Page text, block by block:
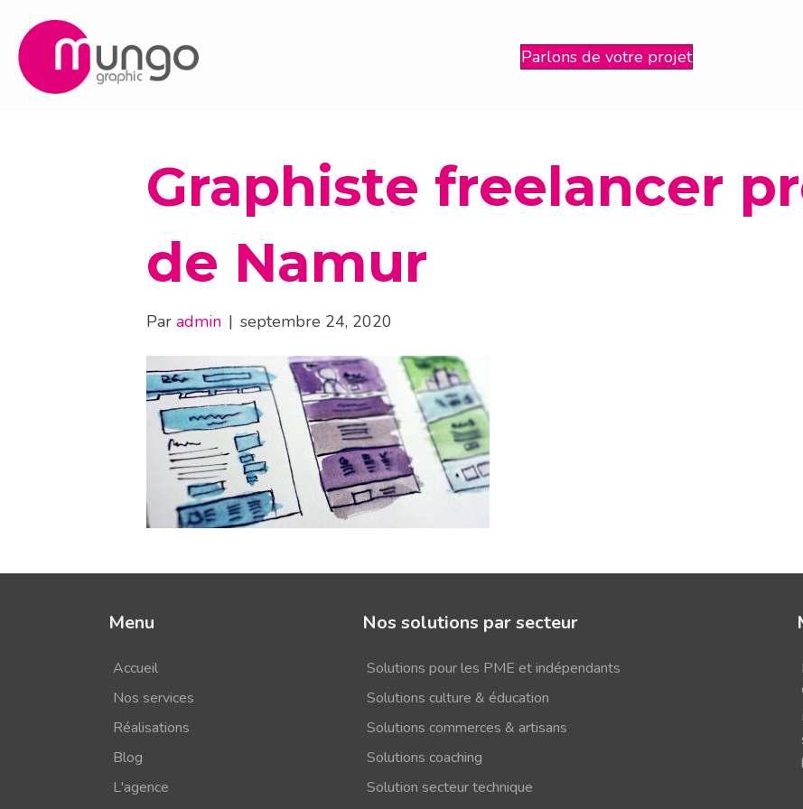
Parlons de votre projet
Graphiste freelancer
de Namur
Par admin | septembre 24, 2020
Menu
Accueil
Nos services
Réalisations
Blog
L'agence
Nos solutions par secteur
Solutions pour les PME et indépendants
Solutions culture & éducation
Solutions commerces & artisans
Solutions coaching
Solution secteur technique